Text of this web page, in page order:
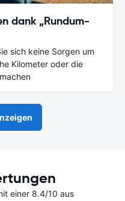
dank „Rundum-
sich keine Sorgen um
Kilometer oder die
einer 8.4/10 aus